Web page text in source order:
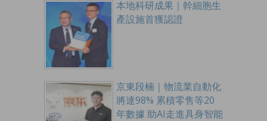
本地科研成果｜幹細胞生
產設施首獲認證
京東段楠｜物流業自動化
將達98% 累積零售等20
年數據 助AI走進具身智能